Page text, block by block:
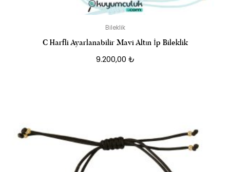
Bileklik
C Harfli Ayarlanabilir Mavi Altın İp Bileklik
9.200,00 ₺